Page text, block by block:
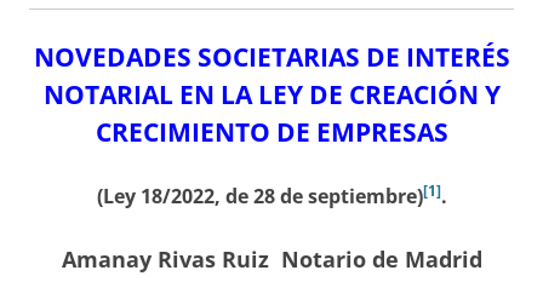
NOVEDADES SOCIETARIAS DE INTERÉS
NOTARIAL EN LA LEY DE CREACIÓN Y
CRECIMIENTO DE EMPRESAS
(Ley 18/2022, de 28 de septiembre)[1].
Amanay Rivas Ruiz Notario de Madrid